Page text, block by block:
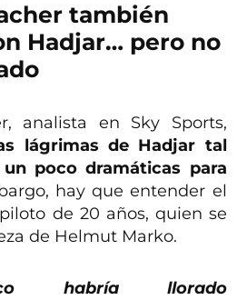
también
Hadjar… pero no
analista en Sky Sports,
lágrimas de Hadjar tal
poco dramáticas para
hay que entender el
de 20 años, quien se
de Helmut Marko.
habría llorado